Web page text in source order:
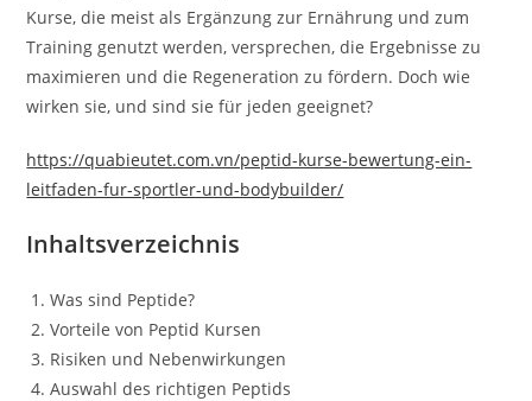
Kurse, die meist als Ergänzung zur Ernährung und zum
Training genutzt werden, versprechen, die Ergebnisse zu
maximieren und die Regeneration zu fördern. Doch wie
wirken sie, und sind sie für jeden geeignet?
https://quabieutet.com.vn/peptid-kurse-bewertung-ein-
leitfaden-fur-sportler-und-bodybuilder/
Inhaltsverzeichnis
Was sind Peptide?
Vorteile von Peptid Kursen
Risiken und Nebenwirkungen
Auswahl des richtigen Peptids